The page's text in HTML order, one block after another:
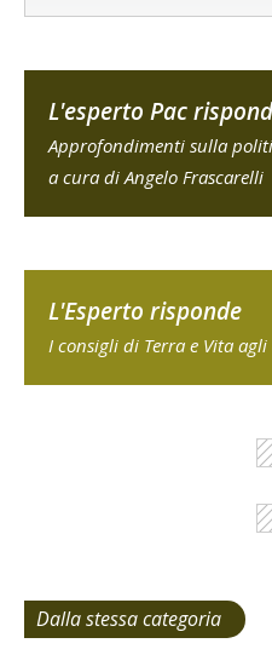
L'esperto Pac
Approfondimenti sulla
a cura di Angelo Frascarelli
L'Esperto risponde
I consigli di Terra e Vita
Dalla stessa categoria